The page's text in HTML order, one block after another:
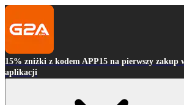
15% zniżki z kodem APP15 na pierwszy zakup
aplikacji